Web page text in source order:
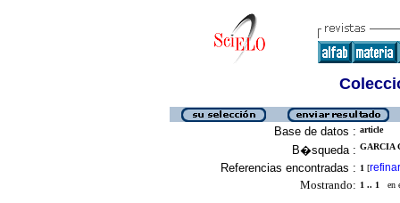
Base de datos : article
B�squeda : GARCIA
Referencias encontradas : 1 [refinar
Mostrando: 1 .. 1 en